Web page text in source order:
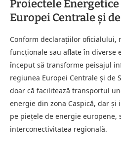
Proiectele
Europei Centrale și
Conform declarațiilor oficialului,
funcționale sau aflate în diverse
început să transforme peisajul
regiunea Europei Centrale și de
doar că facilitează transportul
energie din zona Caspică, dar și
pe piețele de energie europene,
interconectivitatea regională.